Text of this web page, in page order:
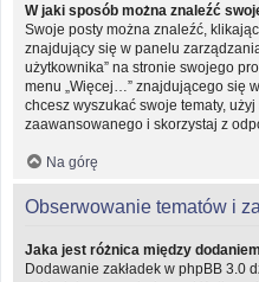
W jaki sposób można znaleźć
Swoje posty można znaleźć,
znajdujący się w panelu
użytkownika” na stronie swojego
menu „Więcej…” znajdującego się
chcesz wyszukać swoje tematy,
zaawansowanego i skorzystaj z
Na górę
Obserwowanie tematów i
Jaka jest różnica między
Dodawanie zakładek w phpBB 3.0